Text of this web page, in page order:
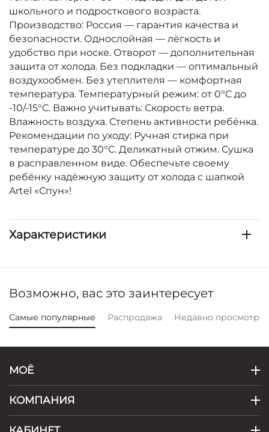
школьного и подросткового возраста.
Производство: Россия — гарантия качества и
безопасности. Однослойная — лёгкость и
удобство при носке. Отворот — дополнительная
защита от холода. Без подкладки — оптимальный
воздухообмен. Без утеплителя — комфортная
температура. Температурный режим: от 0°C до
-10/-15°C. Важно учитывать: Скорость ветра.
Влажность воздуха. Степень активности ребёнка.
Рекомендации по уходу: Ручная стирка при
температуре до 30°C. Деликатный отжим. Сушка
в расправленном виде. Обеспечьте своему
ребёнку надёжную защиту от холода с шапкой
Artel «Спун»!
Характеристики
Возможно, вас это заинтересует
Самые популярные Распродажа Недавно
МОЁ
КОМПАНИЯ